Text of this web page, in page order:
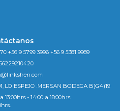
+56 9 5799 3996 +56 9 5381 9989
LO ESPEJO .MERSAN BODEGA B(G4)19
13:00hrs - 14:00 a 18:00hrs